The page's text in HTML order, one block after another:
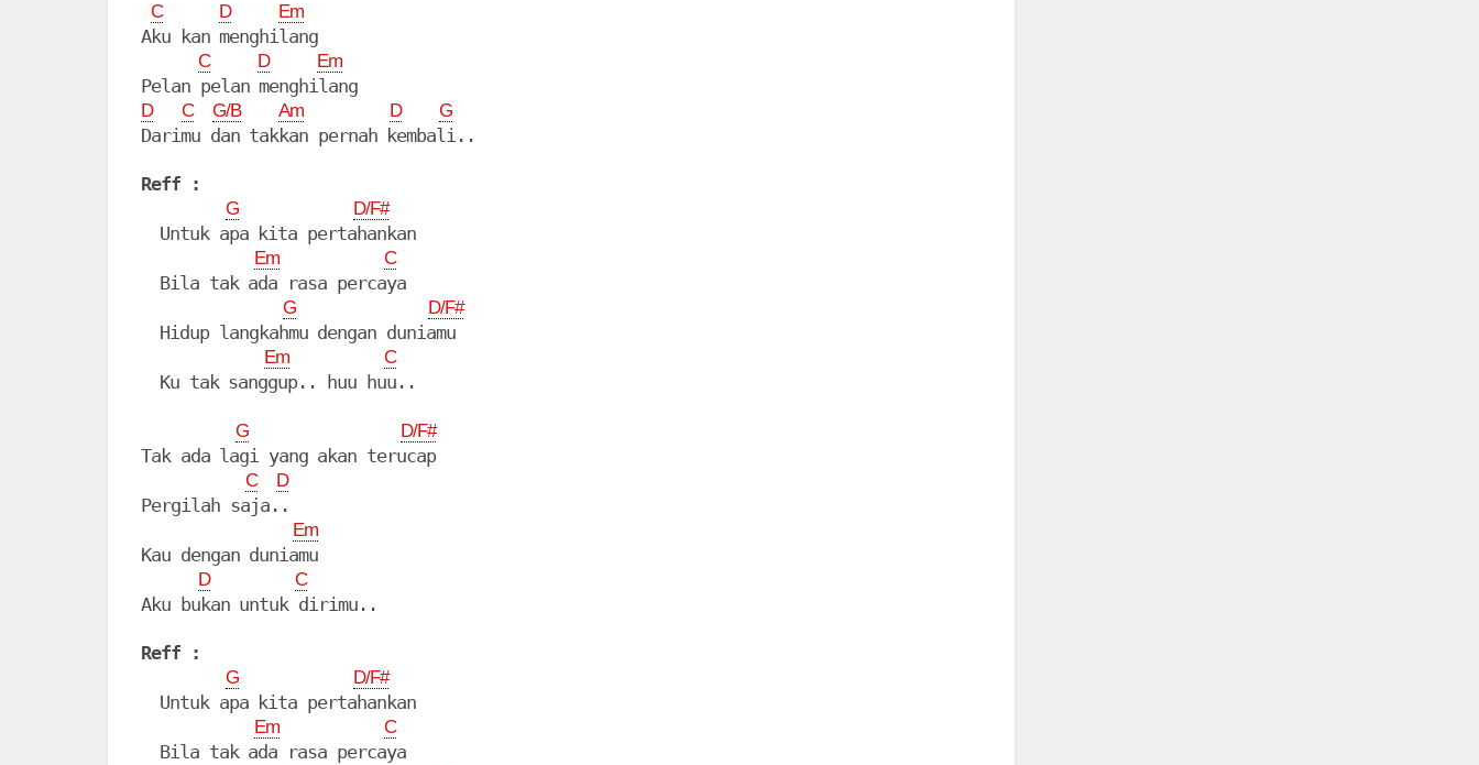
C D Em
Aku kan menghilang
C D Em
D C G/B Am D G
Darimu dan takkan pernah kembali..
Reff :
G D/F#
  Untuk apa kita pertahankan
Em C
  Bila tak ada rasa percaya
G D/F#
  Hidup langkahmu dengan duniamu
Em C
  Ku tak sanggup.. huu huu..
G D/F#
Tak ada lagi yang akan terucap
C D
Pergilah saja..
Em
Kau dengan duniamu
D C
Aku bukan untuk dirimu..
Reff :
G D/F#
  Untuk apa kita pertahankan
Em C
  Bila tak ada rasa percaya